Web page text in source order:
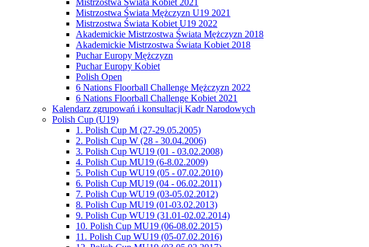
Mistrzostwa Świata Mężczyzn U19 2021
Mistrzostwa Świata Kobiet U19 2022
Akademickie Mistrzostwa Świata Mężczyzn 2018
Akademickie Mistrzostwa Świata Kobiet 2018
Puchar Europy Mężczyzn
Puchar Europy Kobiet
Polish Open
6 Nations Floorball Challenge Mężczyzn 2022
6 Nations Floorball Challenge Kobiet 2021
Kalendarz zgrupowań i konsultacji Kadr Narodowych
Polish Cup (U19)
1. Polish Cup M (27-29.05.2005)
2. Polish Cup W (28 - 30.04.2006)
3. Polish Cup WU19 (01 - 03.02.2008)
4. Polish Cup MU19 (6-8.02.2009)
5. Polish Cup WU19 (05 - 07.02.2010)
6. Polish Cup MU19 (04 - 06.02.2011)
7. Polish Cup WU19 (03-05.02.2012)
8. Polish Cup MU19 (01-03.02.2013)
9. Polish Cup WU19 (31.01-02.02.2014)
10. Polish Cup MU19 (06-08.02.2015)
11. Polish Cup WU19 (05-07.02.2016)